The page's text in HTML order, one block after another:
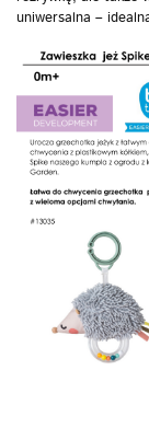
uniwersalna –